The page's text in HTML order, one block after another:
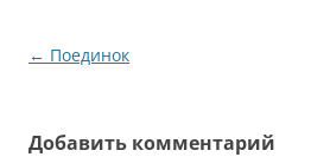
Навигация
← Поединок
Добавить комментарий